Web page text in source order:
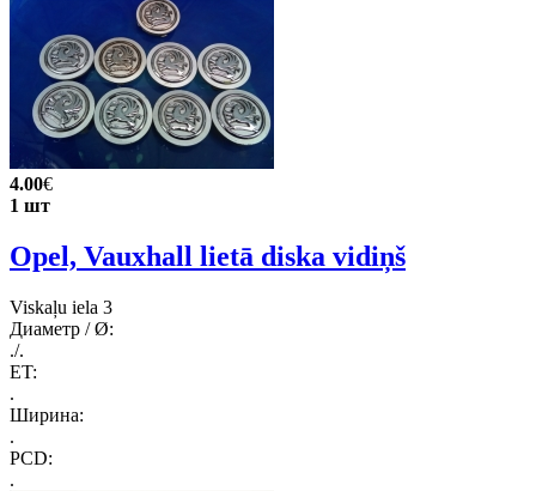
4.00€
1 шт
Opel, Vauxhall lietā diska vidiņš
Viskaļu iela 3
Диаметр / Ø:
./.
ET:
.
Ширина:
.
PCD:
.